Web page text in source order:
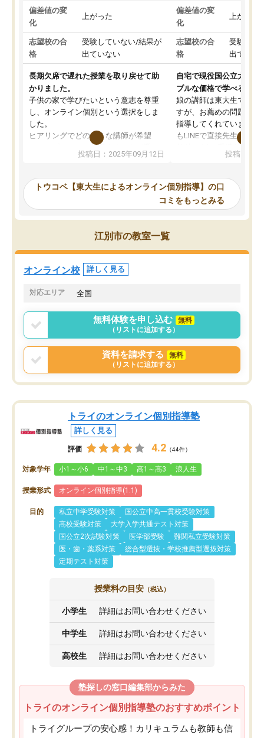
偏差値の変
化
上がった
志望校の合
格
受験していない/結果が
出ていない
長期欠席で遅れた授業を取り戻せて助
かりました。
子供の家で学びたいという意志を尊重
し、オンライン個別という選択をしま
した。
ヒアリングでどのような講師が希望
か、オプションは付帯するかなど選ぶ
事が出来ました。
ーティングを行い、その講師で良いか
見てから講師を決定する事ができま
す。
うちの子は、初回面談の講師の方で決
オンラインツールを使用した単語帳の
共有があり宿題もそちらで出される形
でした。
言う事で講師変更の申し出があり、あ
まりに短期での変更だった為、塾に通
う事にして退会しました。遅れも取り
戻せ、授業内容や講師の方は良かった
と思います。
投稿日：2025年09月12日
偏差値の変
化
上がった
志望校の合
格
受験して
出ていな
自宅で現役国公立大学生
ブルな価格で学べる
娘の講師は東大生では無
すが、お薦めの問題集や
指導してくれています。
もLINEで直接先生に質問
めれるので、個人に合
いなのがあり(有料)、受
ことをどんなスケジュー
くか相談したのですが、
ち期待したものではなく
くなってきたようなので
投稿日：
トウコベ【東大生によるオンライン個別指導】の口
コミをもっとみる
江別市の教室一覧
オンライン校 詳しく見る
対応エリア 全国
無料体験を申し込む
無料
（リストに追加する）
資料を請求する
無料
（リストに追加する）
トライのオンライン個別指導塾
詳しく見る
評価 4.2 （44件）
対象学年 小1～小6 中1～中3 高1～高3 浪人生
授業形式 オンライン個別指導(1:1)
目的 私立中学受験対策
国公立中高一貫校受験対策
高校受験対策
大学入学共通テスト対策
国公立2次試験対策
医学部受験
難関私立受験対策
医・歯・薬系対策
総合型選抜・学校推薦型選抜対策
定期テスト対策
授業料の目安 （税込）
小学生 詳細はお問い合わせください
中学生 詳細はお問い合わせください
高校生 詳細はお問い合わせください
塾探しの窓口編集部からみた
トライのオンライン個別指導塾のおすすめポイント
トライグループの安心感！カリキュラムも教師も信